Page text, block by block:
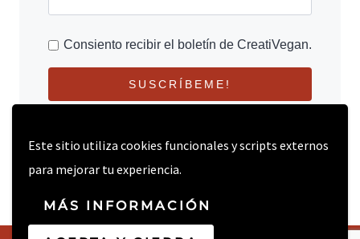
Este sitio utiliza cookies funcionales y scripts externos
para mejorar tu experiencia.
MÁS INFORMACIÓN
Consiento recibir el boletín de CreatiVegan.
SUSCRÍBEME!